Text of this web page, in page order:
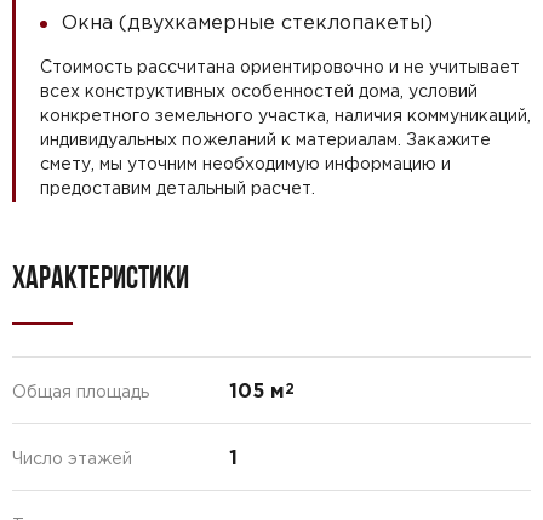
Окна (двухкамерные стеклопакеты)
Стоимость рассчитана ориентировочно и не учитывает
всех конструктивных особенностей дома, условий
конкретного земельного участка, наличия коммуникаций,
индивидуальных пожеланий к материалам. Закажите
смету, мы уточним необходимую информацию и
предоставим детальный расчет.
ХАРАКТЕРИСТИКИ
Общая площадь 105 м2
Число этажей 1